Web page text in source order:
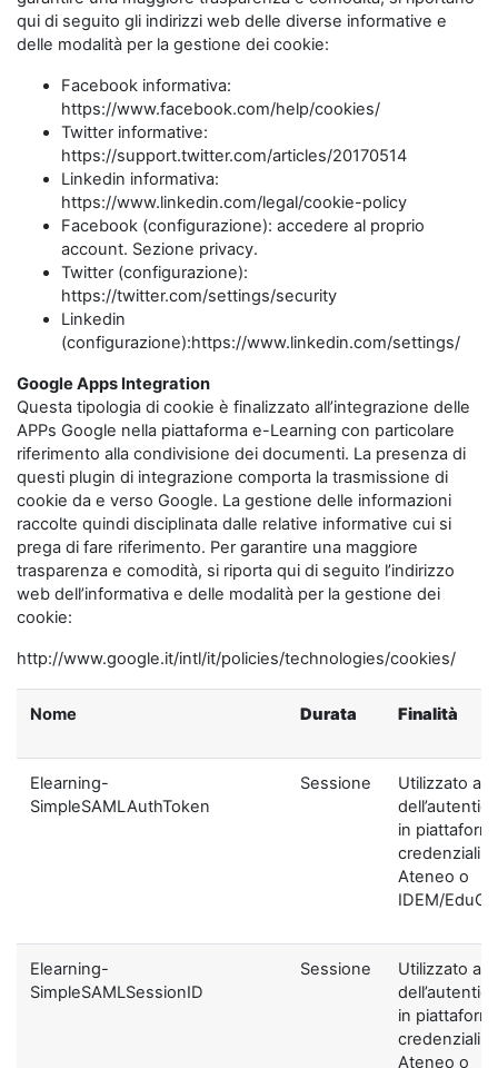
qui di seguito gli indirizzi web delle diverse informative e
delle modalità per la gestione dei cookie:
Facebook informativa:
https://www.facebook.com/help/cookies/
Twitter informative:
https://support.twitter.com/articles/20170514
Linkedin informativa:
https://www.linkedin.com/legal/cookie-policy
Facebook (configurazione): accedere al proprio
account. Sezione privacy.
Twitter (configurazione):
https://twitter.com/settings/security
Linkedin
(configurazione):https://www.linkedin.com/settings/
Google Apps Integration
Questa tipologia di cookie è finalizzato all’integrazione delle
APPs Google nella piattaforma e-Learning con particolare
riferimento alla condivisione dei documenti. La presenza di
questi plugin di integrazione comporta la trasmissione di
cookie da e verso Google. La gestione delle informazioni
raccolte quindi disciplinata dalle relative informative cui si
prega di fare riferimento. Per garantire una maggiore
trasparenza e comodità, si riporta qui di seguito l’indirizzo
web dell’informativa e delle modalità per la gestione dei
cookie:
http://www.google.it/intl/it/policies/technologies/cookies/
Nome Durata Finalità
Elearning-
SimpleSAMLAuthToken
Sessione
Utilizzato ai
in
credenziali di
Ateneo o
IDEM/
Elearning-
SimpleSAMLSessionID
Sessione
Utilizzato ai
in
credenziali di
Ateneo o